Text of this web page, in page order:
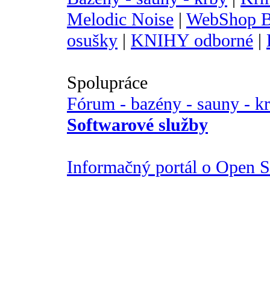
Melodic Noise | WebShop
osušky | KNIHY odborné |
Spolupráce
Fórum - bazény - sauny -
Softwarové služby
Informačný portál o Open